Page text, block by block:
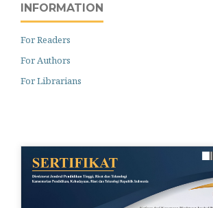
INFORMATION
For Readers
For Authors
For Librarians